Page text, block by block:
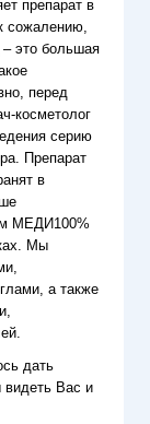
препарат в
сожалению,
– это большая
перед
косметолог
серию
Препарат
в
МЕДИ100%
Мы
а также
дать
видеть Вас и